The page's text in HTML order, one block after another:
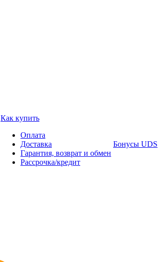
Как купить
Оплата
Доставка
Гарантия, возврат и обмен
Рассрочка/кредит
Бонусы UDS